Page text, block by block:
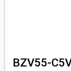
BZV55-